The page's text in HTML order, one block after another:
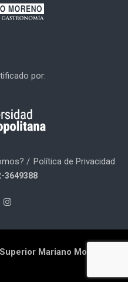
por:
Política de Privacidad
3649388
Mariano Moreno